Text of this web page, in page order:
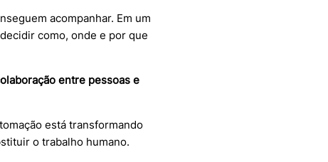
acompanhar. Em um
decidir como, onde e por que
entre pessoas e
está transformando
o trabalho humano.